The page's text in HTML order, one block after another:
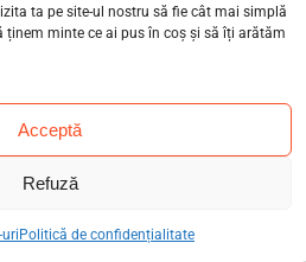
ta pe site-ul nostru să fie cât mai simplă
ținem minte ce ai pus în coș și să îți arătăm
Acceptă
Refuză
Politică de confidențialitate
i-Size